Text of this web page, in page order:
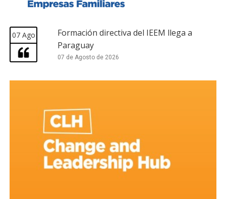
07 Ago
Formación directiva del IEEM llega a
Paraguay
07 de Agosto de 2026